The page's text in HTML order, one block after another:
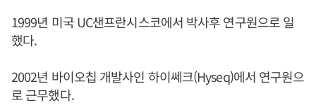
1999년 미국 UC샌프란시스코에서 박사후 연구원으로 일
했다.
2002년 바이오칩 개발사인 하이쎄크(Hyseq)에서 연구원으
로 근무했다.